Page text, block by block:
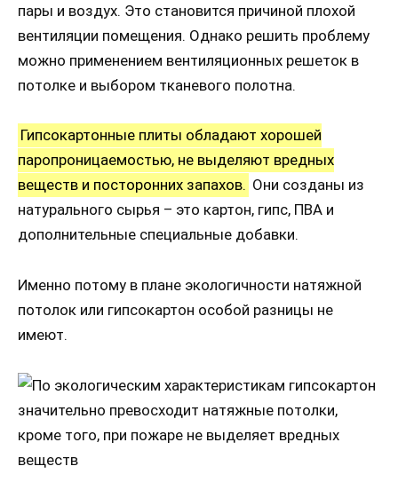
пары и воздух. Это становится причиной плохой
вентиляции помещения. Однако решить проблему
можно применением вентиляционных решеток в
потолке и выбором тканевого полотна.
Гипсокартонные плиты обладают хорошей
паропроницаемостью, не выделяют вредных
веществ и посторонних запахов. Они созданы из
натурального сырья – это картон, гипс, ПВА и
дополнительные специальные добавки.
Именно потому в плане экологичности натяжной
потолок или гипсокартон особой разницы не
имеют.